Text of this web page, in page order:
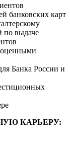
банковских карт
по выдаче
Банка России и
КАРЬЕРУ: